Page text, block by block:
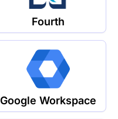
Fourth
Google Workspace